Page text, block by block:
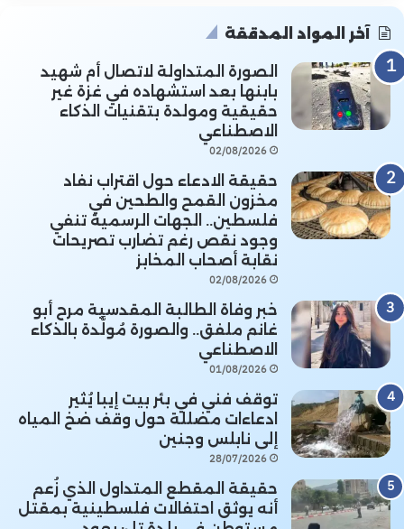
آخر المواد المدققة
الصورة المتداولة لاتصال أم شهيد
بابنها بعد استشهاده في غزة غير
حقيقية ومولدة بتقنيات الذكاء
الاصطناعي
02/08/2026
حقيقة الادعاء حول اقتراب نفاد
مخزون القمح والطحين في
فلسطين.. الجهات الرسمية تنفي
وجود نقص رغم تضارب تصريحات
نقابة أصحاب المخابز
02/08/2026
خبر وفاة الطالبة المقدسية مرح أبو
غانم ملفق.. والصورة مُولَّدة بالذكاء
الاصطناعي
01/08/2026
توقف فني في بئر بيت إيبا يُثير
ادعاءات مضللة حول وقف ضخ المياه
إلى نابلس وجنين
28/07/2026
حقيقة المقطع المتداول الذي زُعم
أنه يوثق احتفالات فلسطينية بمقتل